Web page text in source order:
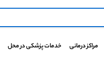
مراکز درمانی خدمات پزشکی در محل